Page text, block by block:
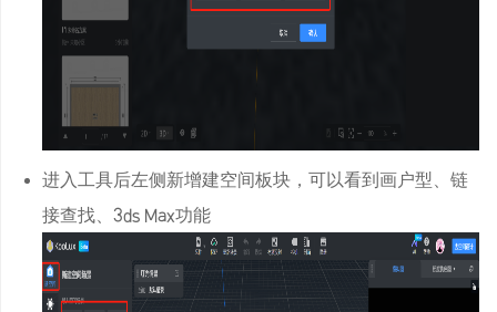
进入工具后左侧新增建空间板块，可以看到画户型、链
接查找、3ds Max功能